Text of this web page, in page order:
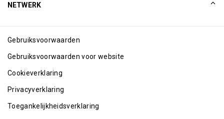
Excellence Awards
Blog
NETWERK
Gebruiksvoorwaarden
Gebruiksvoorwaarden voor website
Cookieverklaring
Privacyverklaring
Toegankelijkheidsverklaring